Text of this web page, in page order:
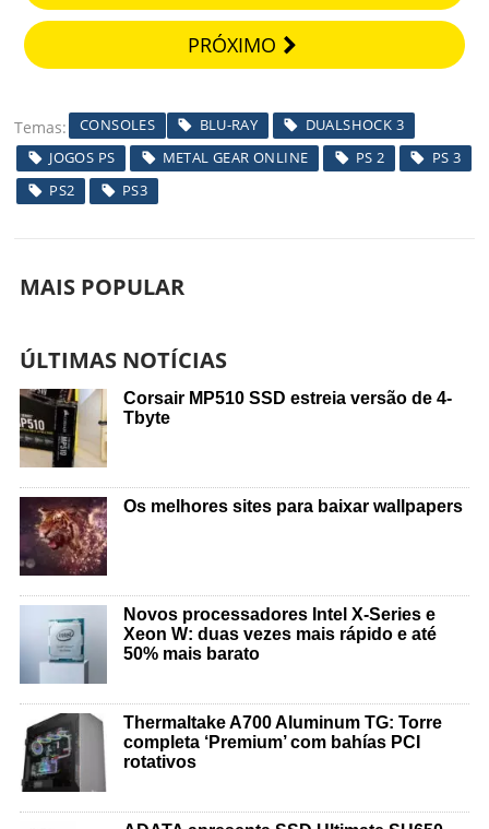
PRÓXIMO
Temas CONSOLES BLU-RAY
DUALSHOCK 3
JOGOS PS
METAL GEAR ONLINE PS 2
PS 3
PS2
PS3
MAIS POPULAR
ÚLTIMAS NOTÍCIAS
Corsair MP510 SSD estreia versão de 4-
Tbyte
Os melhores sites para baixar wallpapers
Novos processadores Intel X-Series e
Xeon W: duas vezes mais rápido e até
50% mais barato
Thermaltake A700 Aluminum TG: Torre
completa ‘Premium’ com bahías PCI
rotativos